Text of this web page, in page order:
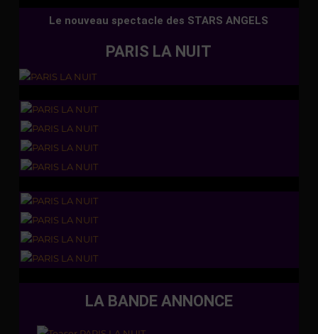
Le nouveau spectacle des STARS ANGELS
PARIS LA NUIT
LA BANDE ANNONCE